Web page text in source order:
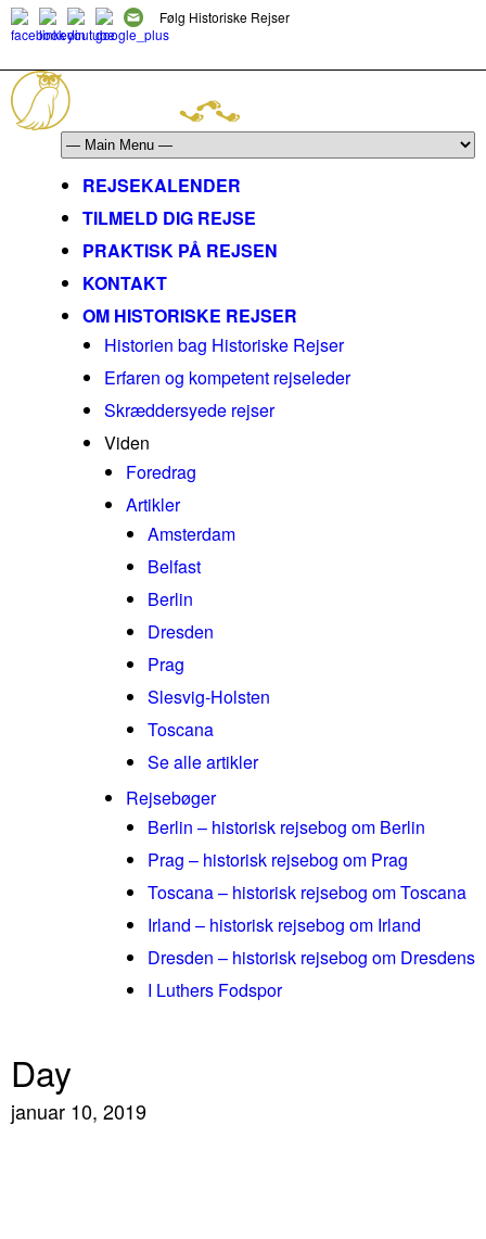
Følg Historiske Rejser
REJSEKALENDER
TILMELD DIG REJSE
PRAKTISK PÅ REJSEN
KONTAKT
OM HISTORISKE REJSER
Historien bag Historiske Rejser
Erfaren og kompetent rejseleder
Skræddersyede rejser
Viden
Foredrag
Artikler
Amsterdam
Belfast
Berlin
Dresden
Prag
Slesvig-Holsten
Toscana
Se alle artikler
Rejsebøger
Berlin – historisk rejsebog om Berlin
Prag – historisk rejsebog om Prag
Toscana – historisk rejsebog om Toscana
Irland – historisk rejsebog om Irland
Dresden – historisk rejsebog om Dresdens
I Luthers Fodspor
Day
januar 10, 2019